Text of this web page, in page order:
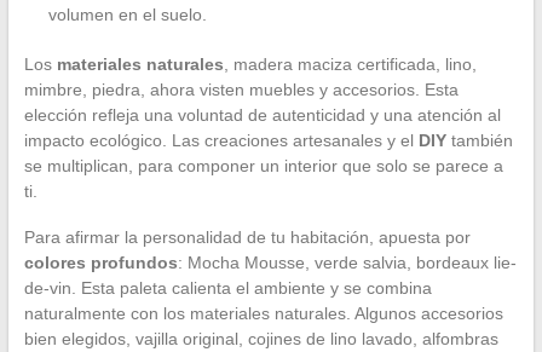
volumen en el suelo.
Los materiales naturales , madera maciza certificada, lino,
mimbre, piedra, ahora visten muebles y accesorios. Esta
elección refleja una voluntad de autenticidad y una atención al
impacto ecológico. Las creaciones artesanales y el DIYtambién
se multiplican, para componer un interior que solo se parece a
ti.
Para afirmar la personalidad de tu habitación, apuesta por
colores profundos: Mocha Mousse, verde salvia, bordeaux lie-
de-vin. Esta paleta calienta el ambiente y se combina
naturalmente con los materiales naturales. Algunos accesorios
bien elegidos, vajilla original, cojines de lino lavado, alfombras